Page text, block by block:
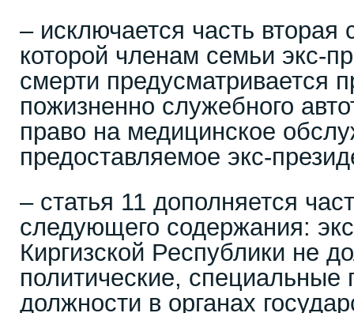
– исключается часть вторая
которой членам семьи экс-
смерти предусматривается
пожизненно служебного
право на медицинское
предоставляемое экс-
– статья 11 дополняется
следующего содержания:
Киргизской Республики не
политические, специальные
должности в органах